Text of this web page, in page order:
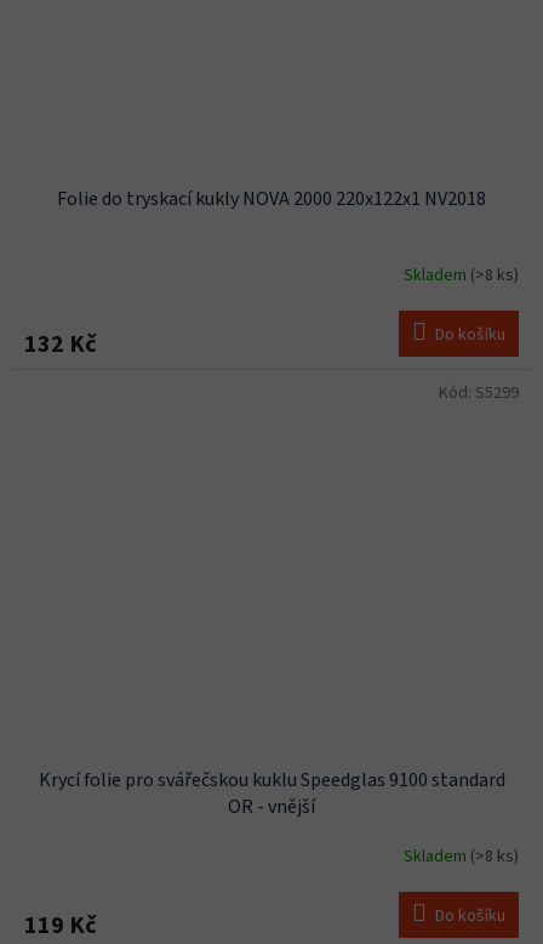
Folie do tryskací kukly NOVA 2000 220x122x1 NV2018
Skladem (>8 ks)
132 Kč Do košíku
Krycí folie pro svářečskou kuklu Speedglas 9100 standard
OR - vnější
Skladem (>8 ks)
119 Kč Do košíku
Kód: S5299